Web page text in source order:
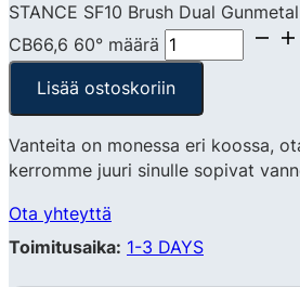
STANCE SF10 Brush Dual
CB66,6 60° määrä
Lisää ostoskoriin
Vanteita on monessa eri koossa,
kerromme juuri sinulle sopivat
Ota yhteyttä
Toimitusaika: 1-3 DAYS